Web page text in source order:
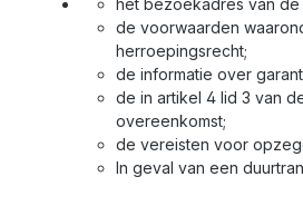
het bezoekadres van de
de voorwaarden
herroepingsrecht;
de informatie over
de in artikel 4 lid 3 van
overeenkomst;
de vereisten voor
In geval van een